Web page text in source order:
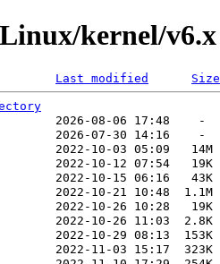
kernel/v6.x
Last modified Size